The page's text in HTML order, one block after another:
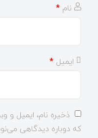
نام *
ایمیل *
ذخیره نام، ایمیل و
که دوباره دیدگاهی